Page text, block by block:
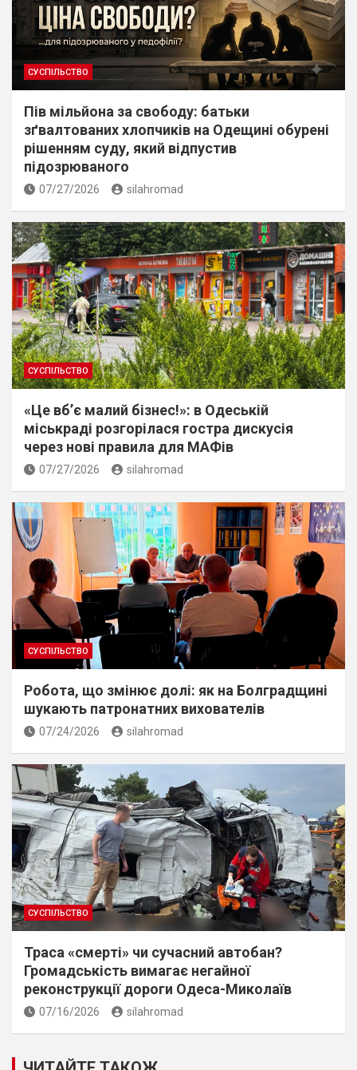
СУСПІЛЬСТВО
Пів мільйона за свободу: батьки
зґвалтованих хлопчиків на Одещині обурені
рішенням суду, який відпустив
підозрюваного
07/27/2026 silahromad
СУСПІЛЬСТВО
«Це вб’є малий бізнес!»: в Одеській
міськраді розгорілася гостра дискусія
через нові правила для МАФів
07/27/2026 silahromad
СУСПІЛЬСТВО
Робота, що змінює долі: як на Болградщині
шукають патронатних вихователів
07/24/2026 silahromad
СУСПІЛЬСТВО
Траса «смерті» чи сучасний автобан?
Громадськість вимагає негайної
реконструкції дороги Одеса-Миколаїв
07/16/2026 silahromad